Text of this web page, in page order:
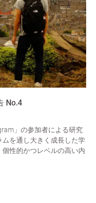
No.4
」の参加者による研究
を通し大きく成長した学
性的かつレベルの高い内